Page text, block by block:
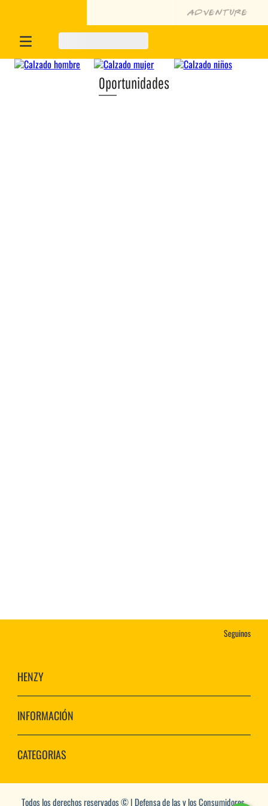
Oportunidades
Seguinos
HENZY
INFORMACIÓN
CATEGORIAS
Todos los derechos reservados © | Defensa de las y los Consumidores.